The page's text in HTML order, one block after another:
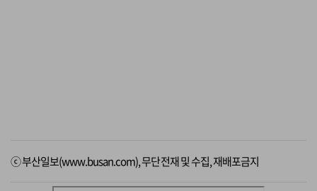
ⓒ 부산일보(www.busan.com), 무단전재 및 수집, 재배포금지